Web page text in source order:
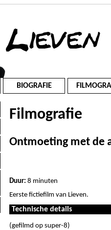
BIOGRAFIE
Filmografie
Ontmoeting met de
Duur: 8 minuten
Eerste fictiefilm van Lieven.
Technische details
(gefilmd op super-8)